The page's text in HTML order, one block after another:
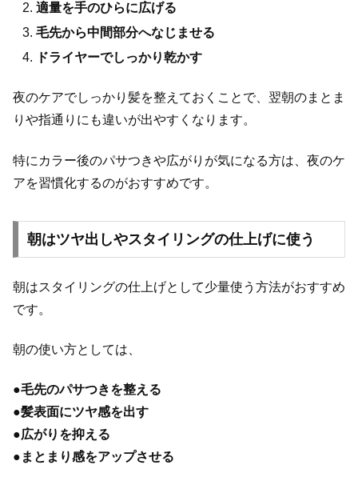
適量を手のひらに広げる
毛先から中間部分へなじませる
ドライヤーでしっかり乾かす
夜のケアでしっかり髪を整えておくことで、翌朝のまとま
りや指通りにも違いが出やすくなります。
特にカラー後のパサつきや広がりが気になる方は、夜のケ
アを習慣化するのがおすすめです。
朝はツヤ出しやスタイリングの仕上げに使う
朝はスタイリングの仕上げとして少量使う方法がおすすめ
です。
朝の使い方としては、
●毛先のパサつきを整える
●髪表面にツヤ感を出す
●広がりを抑える
● まとまり感をアップさせる